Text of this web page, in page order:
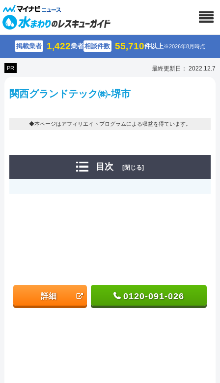
掲載業者 1,422業者相談件数 55,710件以上※2026年8月時点
PR 最終更新日： 2022.12.7
関西グランドテック㈱-堺市
◆本ページはアフィリエイトプログラムによる収益を得ています。
目次 [閉じる]
詳細 0120-091-026